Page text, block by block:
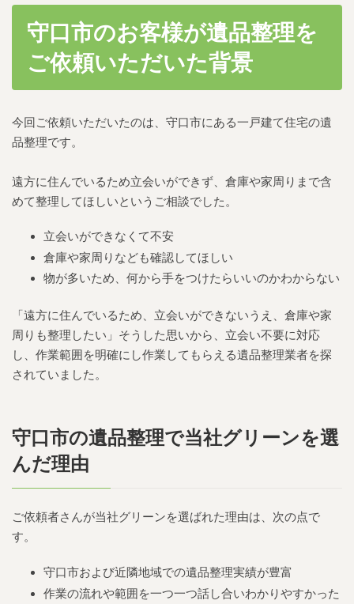
守口市のお客様が遺品整理を
ご依頼いただいた背景
今回ご依頼いただいたのは、守口市にある一戸建て住宅の遺
品整理です。
遠方に住んでいるため立会いができず、倉庫や家周りまで含
めて整理してほしいというご相談でした。
立会いができなくて不安
倉庫や家周りなども確認してほしい
物が多いため、何から手をつけたらいいのかわからない
「遠方に住んでいるため、立会いができないうえ、倉庫や家
周りも整理したい」そうした思いから、立会い不要に対応
し、作業範囲を明確にし作業してもらえる遺品整理業者を探
されていました。
守口市の遺品整理で当社グリーンを選
んだ理由
ご依頼者さんが当社グリーンを選ばれた理由は、次の点で
す。
守口市および近隣地域での遺品整理実績が豊富
作業の流れや範囲を一つ一つ話し合いわかりやすかった